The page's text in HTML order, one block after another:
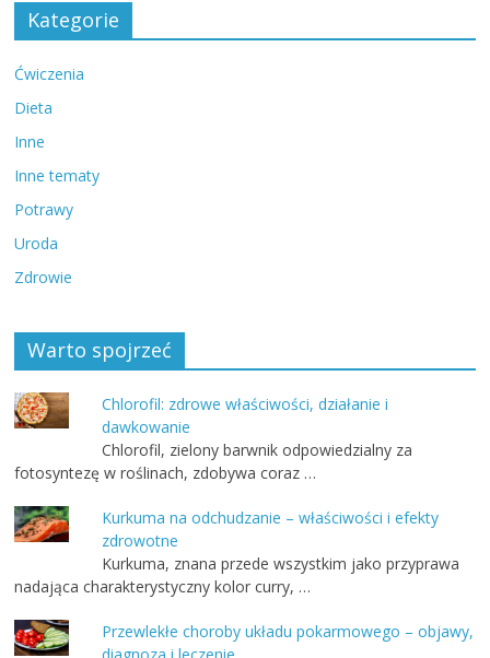
Kategorie
Ćwiczenia
Dieta
Inne
Inne tematy
Potrawy
Uroda
Zdrowie
Warto spojrzeć
Chlorofil: zdrowe właściwości, działanie i
dawkowanie
Chlorofil, zielony barwnik odpowiedzialny za
fotosyntezę w roślinach, zdobywa coraz …
Kurkuma na odchudzanie – właściwości i efekty
zdrowotne
Kurkuma, znana przede wszystkim jako przyprawa
nadająca charakterystyczny kolor curry, …
Przewlekłe choroby układu pokarmowego – objawy,
diagnoza i leczenie